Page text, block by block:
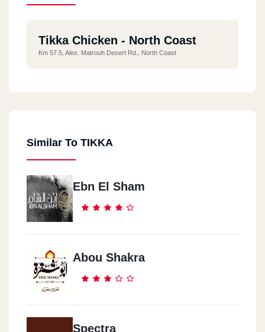
Tikka Chicken - North Coast
Km 57.5, Alex. Matrouh Desert Rd., North Coast
Similar To TIKKA
Ebn El Sham
Abou Shakra
Spectra